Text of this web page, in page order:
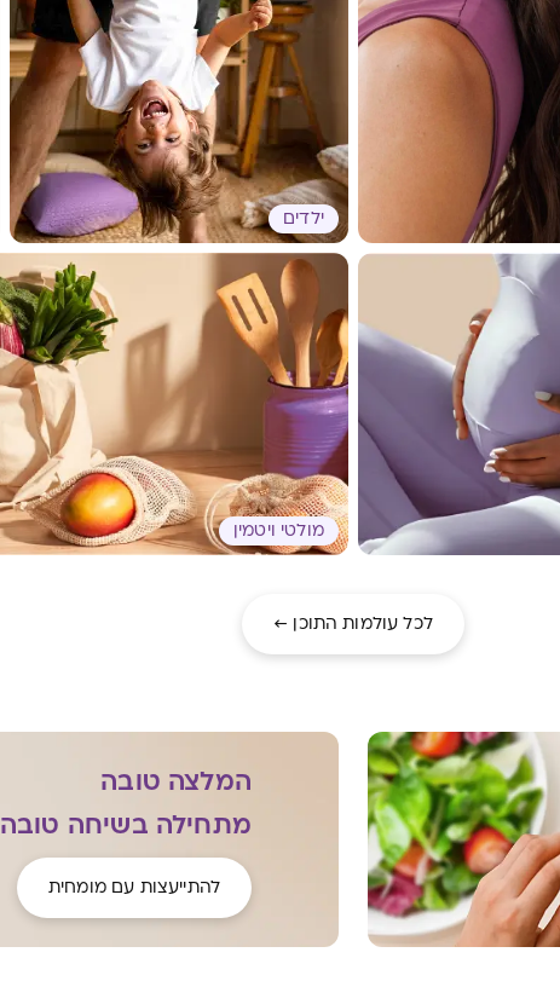
ילדים
מולטי ויטמין
לכל עולמות התוכן ←
המלצה טובה
מתחילה בשיחה טובה
להתייעצות עם מומחית